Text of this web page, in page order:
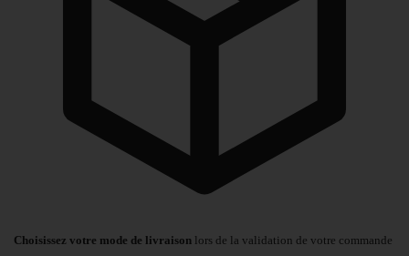
Choisissez votre mode de livraison lors de la validation de votre commande